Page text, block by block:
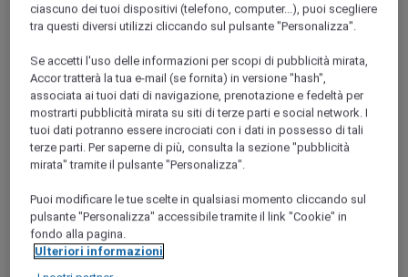
Avon
ciascuno dei tuoi dispositivi (telefono, computer...), puoi scegliere
tra questi diversi utilizzi cliccando sul pulsante "Personalizza".
Se accetti l'uso delle informazioni per scopi di pubblicità mirata,
Accor tratterà la tua e-mail (se fornita) in versione "hash",
associata ai tuoi dati di navigazione, prenotazione e fedeltà per
mostrarti pubblicità mirata su siti di terze parti e social network. I
tuoi dati potranno essere incrociati con i dati in possesso di tali
terze parti. Per saperne di più, consulta la sezione "pubblicità
mirata" tramite il pulsante "Personalizza".
Puoi modificare le tue scelte in qualsiasi momento cliccando sul
pulsante "Personalizza" accessibile tramite il link "Cookie" in
fondo alla pagina.
Ulteriori informazioni